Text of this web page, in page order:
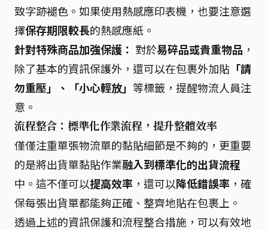
致字跡褪色。如果使用熱感應印表機，也要注意選
擇保存期限較長的熱感應紙。
針對特殊商品加強保護： 對於易碎品或貴重物品 ，
除了基本的資訊保護外，還可以在包裹外加貼 「請
勿重壓」、「小心輕放」 等標籤，提醒物流人員注
意。
流程整合：標準化作業流程，提升整體效率
僅僅注重單張物流單的黏貼細節是不夠的，更重要
的是將出貨單黏貼作業融入到標準化的出貨流程
中。這不僅可以提高效率 ，還可以降低錯誤率 ，確
保每張出貨單都能夠正確、整齊地貼在包裹上。
透過上述的資訊保護和流程整合措施，可以有效地